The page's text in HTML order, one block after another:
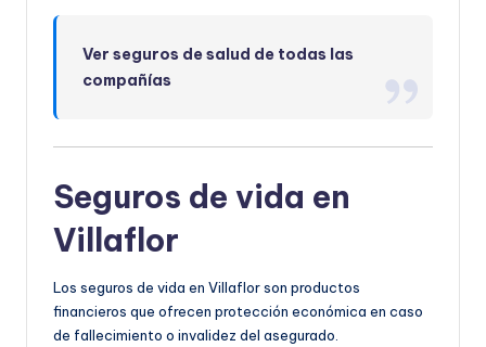
Ver seguros de salud de todas las
compañías
Seguros de vida en
Villaflor
Los seguros de vida en Villaflor son productos
financieros que ofrecen protección económica en caso
de fallecimiento o invalidez del asegurado.